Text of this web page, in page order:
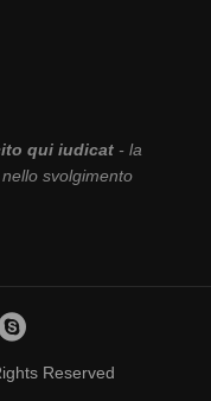
qui iudicat- la
svolgimento
Reserved